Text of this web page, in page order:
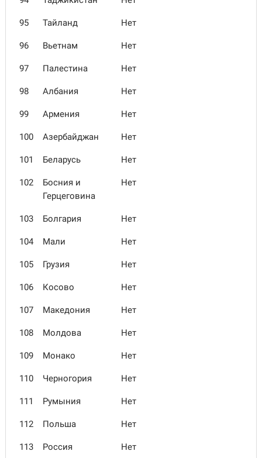
95 Тайланд Нет
96 Вьетнам Нет
97 Палестина Нет
98 Албания Нет
99 Армения Нет
100 Азербайджан Нет
101 Беларусь Нет
102
Босния и
Герцеговина
Нет
103 Болгария Нет
104 Мали Нет
105 Грузия Нет
106 Косово Нет
107 Македония Нет
108 Молдова Нет
109 Монако Нет
110 Черногория Нет
111 Румыния Нет
112 Польша Нет
113 Россия Нет